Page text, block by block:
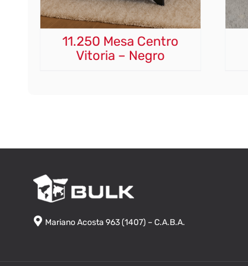
11.250 Mesa Centro
Vitoria – Negro
Mariano Acosta 963 (1407) – C.A.B.A.